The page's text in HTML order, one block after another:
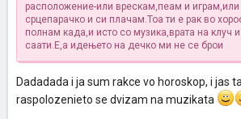
расположение-или врескам,пеам и
срцепарачко и си плачам.Тоа ти е рак во
полнам када,и исто со музика,врата на клуч
саати.Е,а идењето на дечко ми не се брои
Dadadada i ja sum rakce vo horoskop, i jas
raspolozenieto se dvizam na muzikata